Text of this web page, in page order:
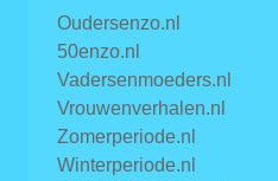
Oudersenzo.nl
50enzo.nl
Vadersenmoeders.nl
Vrouwenverhalen.nl
Zomerperiode.nl
Winterperiode.nl